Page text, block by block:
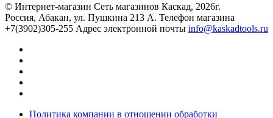
© Интернет-магазин Сеть магазинов Каскад, 2026г.
Россия, Абакан, ул. Пушкина 213 А. Телефон магазина
+7(3902)305-255 Адрес электронной почты info@kaskadtools.ru
Политика компании в отношении обработки